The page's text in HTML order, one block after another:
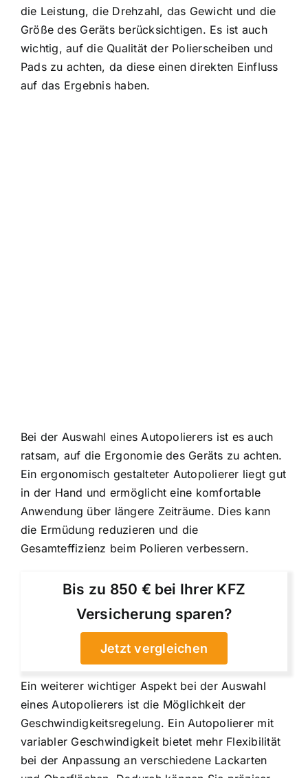
die Leistung, die Drehzahl, das Gewicht und die
Größe des Geräts berücksichtigen. Es ist auch
wichtig, auf die Qualität der Polierscheiben und
Pads zu achten, da diese einen direkten Einfluss
auf das Ergebnis haben.
Bei der Auswahl eines Autopolierers ist es auch
ratsam, auf die Ergonomie des Geräts zu achten.
Ein ergonomisch gestalteter Autopolierer liegt gut
in der Hand und ermöglicht eine komfortable
Anwendung über längere Zeiträume. Dies kann
die Ermüdung reduzieren und die
Gesamteffizienz beim Polieren verbessern.
Bis zu 850 € bei Ihrer KFZ
Versicherung sparen?
Jetzt vergleichen
Ein weiterer wichtiger Aspekt bei der Auswahl
eines Autopolierers ist die Möglichkeit der
Geschwindigkeitsregelung. Ein Autopolierer mit
variabler Geschwindigkeit bietet mehr Flexibilität
bei der Anpassung an verschiedene Lackarten